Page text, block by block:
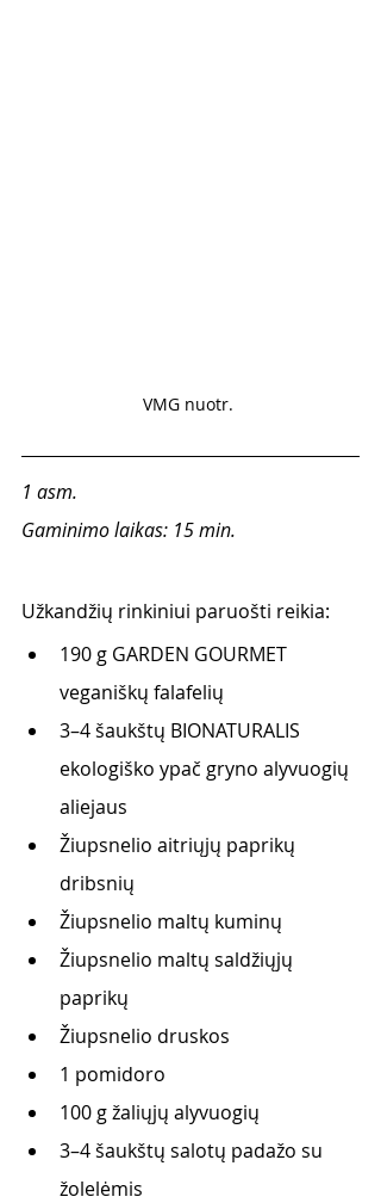
VMG nuotr.
1 asm.
Gaminimo laikas: 15 min.
Užkandžių rinkiniui paruošti reikia:
190 g GARDEN GOURMET
veganiškų falafelių
3–4 šaukštų BIONATURALIS
ekologiško ypač gryno alyvuogių
aliejaus
Žiupsnelio aitriųjų paprikų
dribsnių
Žiupsnelio maltų kuminų
Žiupsnelio maltų saldžiųjų
paprikų
Žiupsnelio druskos
1 pomidoro
100 g žaliųjų alyvuogių
3–4 šaukštų salotų padažo su
žolelėmis